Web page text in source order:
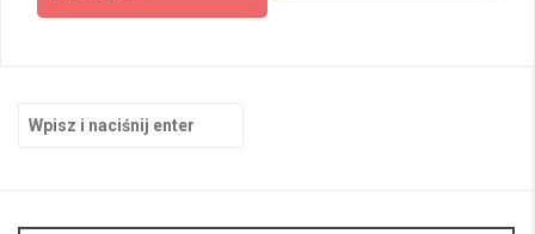
Szukaj: